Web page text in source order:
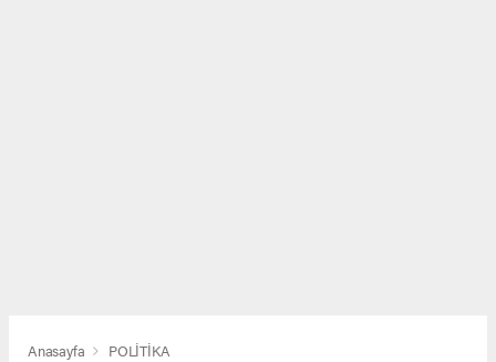
Anasayfa POLİTİKA